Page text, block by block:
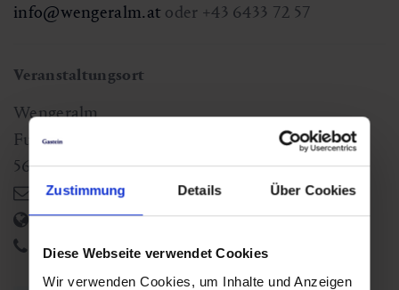
Zustimmung Details Über Cookies
Diese Webseite verwendet Cookies
Wir verwenden Cookies, um Inhalte und Anzeigen
info@wengeralm.at oder +43 6433 72 57
Veranstaltungsort
Wengeralm
Fulseck
5632Dorfgastein,AT
info@wengerbauer.at
http://wengerbauer.at/
+43 6433 72 57